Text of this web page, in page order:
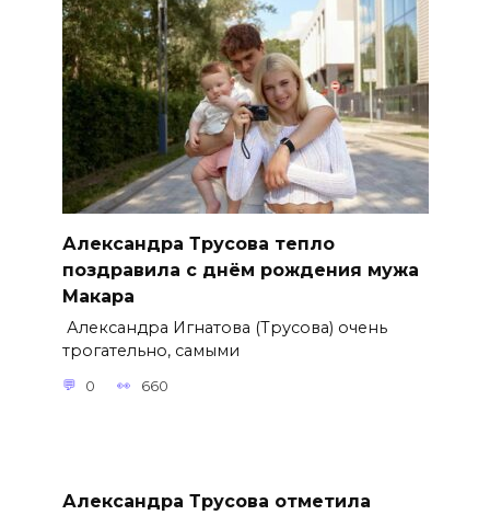
Александра Трусова тепло
поздравила с днём рождения мужа
Макара
Александра Игнатова (Трусова) очень
трогательно, самыми
0 660
Александра Трусова отметила